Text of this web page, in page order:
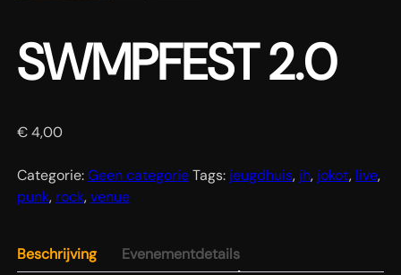
SWMPFEST 2.0
€4,00
Categorie:Geen categorie Tags: jeugdhuis, jh, jokot, live,
punk, rock,venue
Beschrijving Evenementdetails